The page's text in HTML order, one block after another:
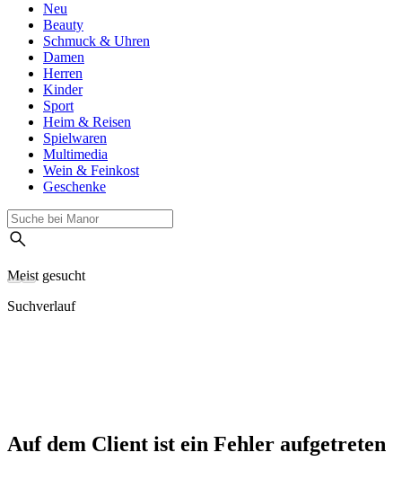
Neu
Beauty
Schmuck & Uhren
Damen
Herren
Kinder
Sport
Heim & Reisen
Spielwaren
Multimedia
Wein & Feinkost
Geschenke
Meist gesucht
Suchverlauf
Auf dem Client ist ein Fehler aufgetreten